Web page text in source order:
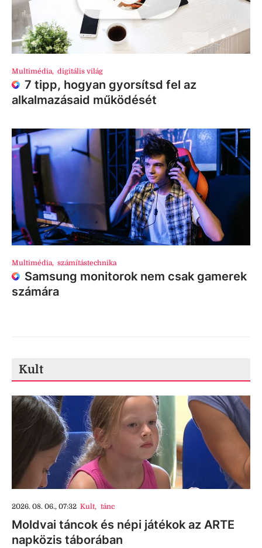
Multimédia, digitális világ
7 tipp, hogyan gyorsítsd fel az
alkalmazásaid működését
Multimédia, számítástechnika
Samsung monitorok nem csak gamerek
számára
Kult
2026. 08. 06., 07:32 Kult, tánc
Moldvai táncok és népi játékok az ARTE
napközis táborában